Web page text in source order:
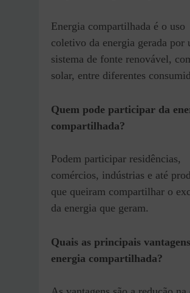
Energia compartilhada é o uso
coletivo da energia gerada por
sistema de fonte renovável,
solar, entre diferentes
Quem pode participar da
compartilhada?
Podem participar residências,
comércios, indústrias e até
que queiram compartilhar o
da energia que geram.
Quais as principais
energia compartilhada?